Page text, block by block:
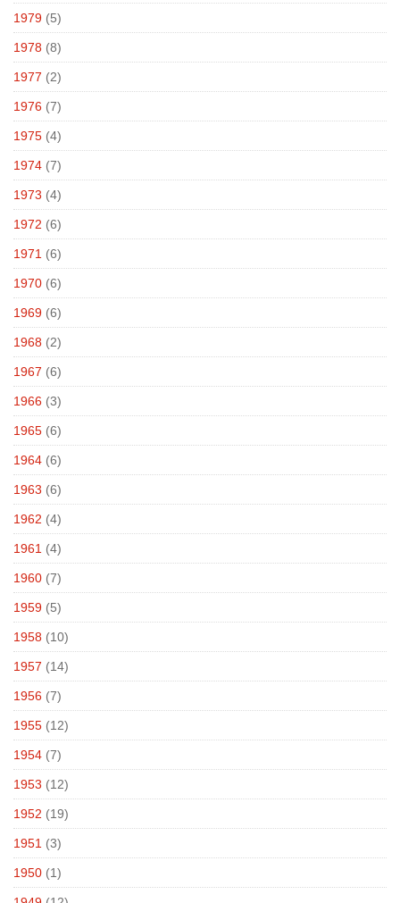
1979 (5)
1978 (8)
1977 (2)
1976 (7)
1975 (4)
1974 (7)
1973 (4)
1972 (6)
1971 (6)
1970 (6)
1969 (6)
1968 (2)
1967 (6)
1966 (3)
1965 (6)
1964 (6)
1963 (6)
1962 (4)
1961 (4)
1960 (7)
1959 (5)
1958 (10)
1957 (14)
1956 (7)
1955 (12)
1954 (7)
1953 (12)
1952 (19)
1951 (3)
1950 (1)